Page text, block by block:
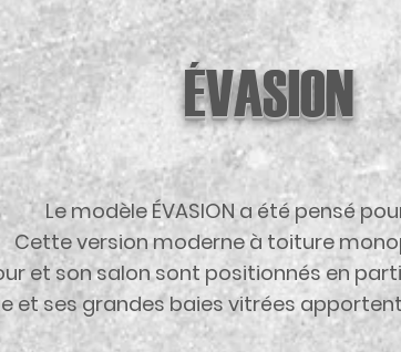
ÉVASION
Le modèle ÉVASION a été pensé
Cette version moderne à toiture
et son salon sont positionnés en
et ses grandes baies vitrées